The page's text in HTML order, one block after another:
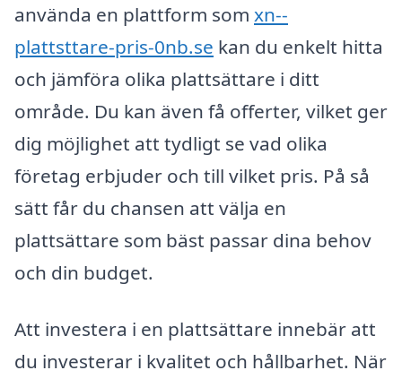
använda en plattform som xn--
plattsttare-pris-0nb.se kan du enkelt hitta
och jämföra olika plattsättare i ditt
område. Du kan även få offerter, vilket ger
dig möjlighet att tydligt se vad olika
företag erbjuder och till vilket pris. På så
sätt får du chansen att välja en
plattsättare som bäst passar dina behov
och din budget.
Att investera i en plattsättare innebär att
du investerar i kvalitet och hållbarhet. När